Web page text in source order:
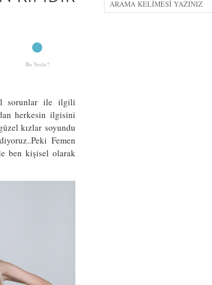
Bu Nedir?
sorunlar ile ilgili
herkesin ilgisini
kızlar soyundu
Femen
ben kişisel olarak